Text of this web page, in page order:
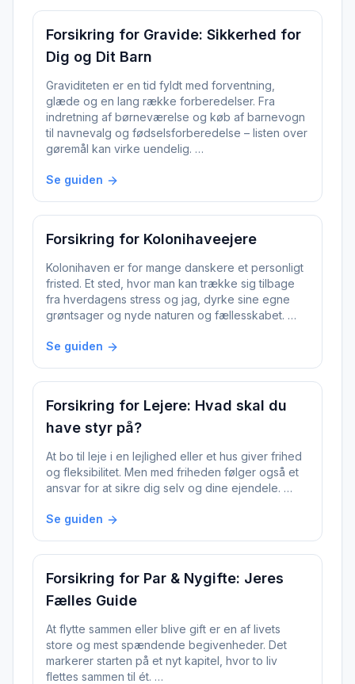
Forsikring for Gravide: Sikkerhed for
Dig og Dit Barn
Graviditeten er en tid fyldt med forventning,
glæde og en lang række forberedelser. Fra
indretning af børneværelse og køb af barnevogn
til navnevalg og fødselsforberedelse – listen over
gøremål kan virke uendelig. …
Se guiden
Forsikring for Kolonihaveejere
Kolonihaven er for mange danskere et personligt
fristed. Et sted, hvor man kan trække sig tilbage
fra hverdagens stress og jag, dyrke sine egne
grøntsager og nyde naturen og fællesskabet. …
Se guiden
Forsikring for Lejere: Hvad skal du
have styr på?
At bo til leje i en lejlighed eller et hus giver frihed
og fleksibilitet. Men med friheden følger også et
ansvar for at sikre dig selv og dine ejendele. …
Se guiden
Forsikring for Par & Nygifte: Jeres
Fælles Guide
At flytte sammen eller blive gift er en af livets
store og mest spændende begivenheder. Det
markerer starten på et nyt kapitel, hvor to liv
flettes sammen til ét. …